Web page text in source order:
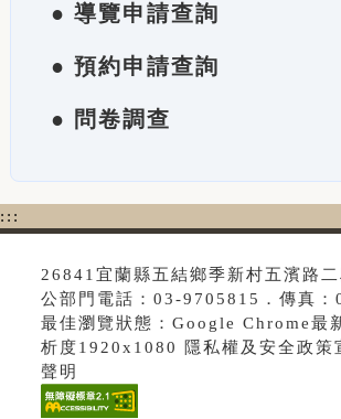
● 導覽申請查詢
● 預約申請查詢
● 問卷調查
:::
26841宜蘭縣五結鄉季新村五濱路
公部門電話：03-9705815．傳真
最佳瀏覽狀態：Google Chrome最
析度1920x1080 隱私權及安全政策
聲明